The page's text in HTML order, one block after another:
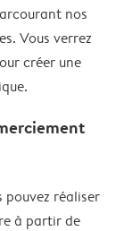
nos
Vous verrez
créer une
pouvez réaliser
à partir de